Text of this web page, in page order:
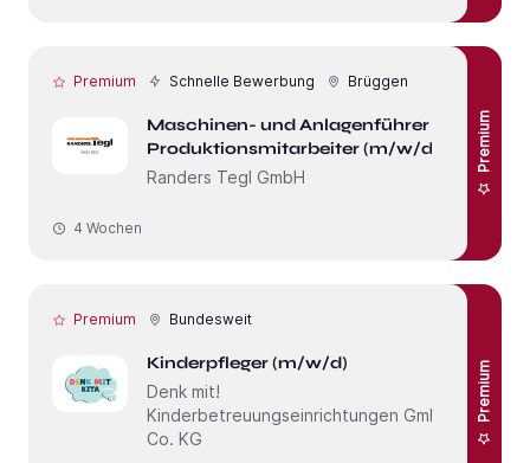
Premium Schnelle Bewerbung Brüggen
Maschinen- und Anlagenführer /
Produktionsmitarbeiter (m/w/d)
Randers Tegl GmbH
Premium
4 Wochen
Premium Bundesweit
Kinderpfleger (m/w/d)
Denk mit!
Kinderbetreuungseinrichtungen GmbH &
Co. KG
Premium